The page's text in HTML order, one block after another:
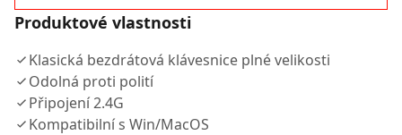
Produktové vlastnosti
Klasická bezdrátová klávesnice plné velikosti
Odolná proti polití
Připojení 2.4G
Kompatibilní s Win/MacOS